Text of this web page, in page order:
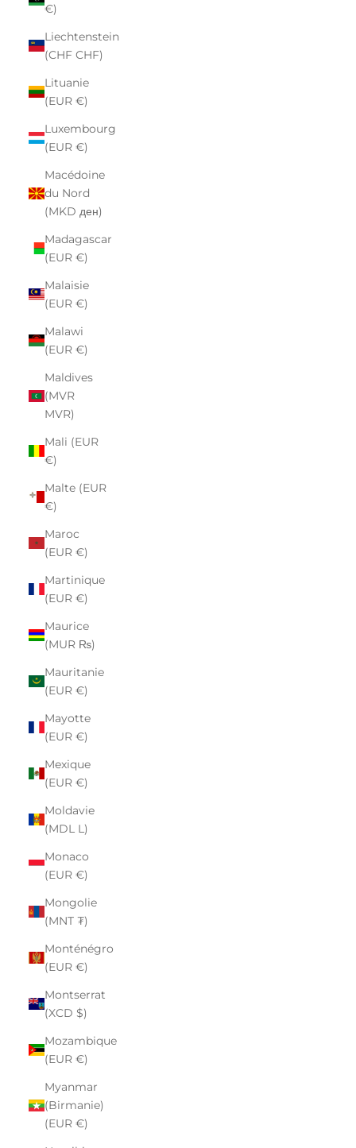
€)
Liechtenstein
(CHF CHF)
Lituanie
(EUR €)
Luxembourg
(EUR €)
Macédoine
du Nord
(MKD ден)
Madagascar
(EUR €)
Malaisie
(EUR €)
Malawi
(EUR €)
Maldives
(MVR
MVR)
Mali (EUR
€)
Malte (EUR
€)
Maroc
(EUR €)
Martinique
(EUR €)
Maurice
(MUR ₨)
Mauritanie
(EUR €)
Mayotte
(EUR €)
Mexique
(EUR €)
Moldavie
(MDL L)
Monaco
(EUR €)
Mongolie
(MNT ₮)
Monténégro
(EUR €)
Montserrat
(XCD $)
Mozambique
(EUR €)
Myanmar
(Birmanie)
(EUR €)